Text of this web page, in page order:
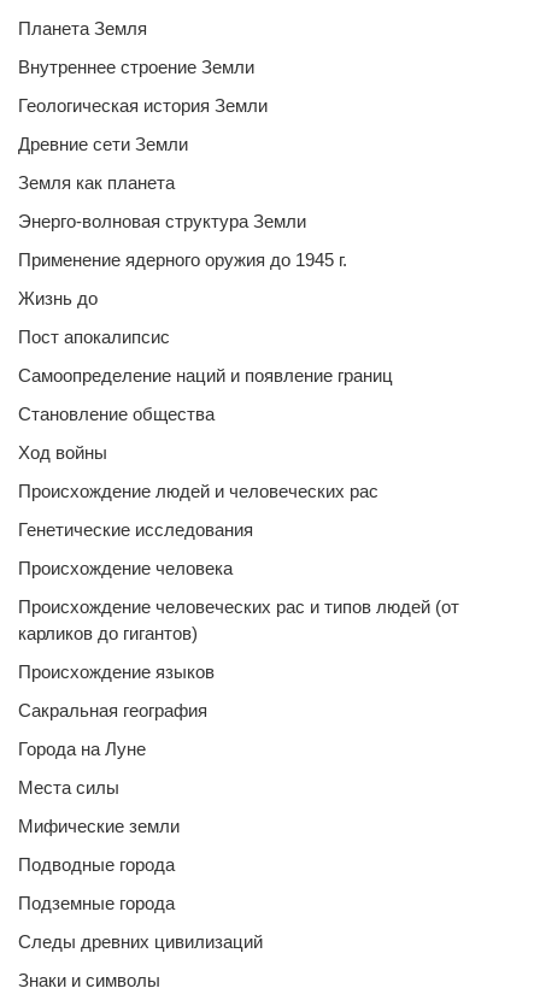
Планета Земля
Внутреннее строение Земли
Геологическая история Земли
Древние сети Земли
Земля как планета
Энерго-волновая структура Земли
Применение ядерного оружия до 1945 г.
Жизнь до
Пост апокалипсис
Самоопределение наций и появление границ
Становление общества
Ход войны
Происхождение людей и человеческих рас
Генетические исследования
Происхождение человека
Происхождение человеческих рас и типов людей (от
карликов до гигантов)
Происхождение языков
Сакральная география
Города на Луне
Места силы
Мифические земли
Подводные города
Подземные города
Следы древних цивилизаций
Знаки и символы